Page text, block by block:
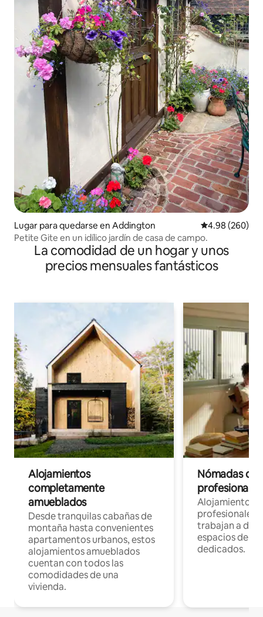
Lugar para quedarse en Addington Calificación
4.98 (260)
Petite Gite en un idílico jardín de casa de campo.
La comodidad de un hogar y unos
precios mensuales fantásticos
Alojamientos
completamente
amueblados
Desde tranquilas cabañas de
montaña hasta convenientes
apartamentos urbanos, estos
alojamientos amueblados
cuentan con todos las
comodidades de una
vivienda.
Nómadas
Alojamientos
profesionales
trabajan a
espacios de
dedicados.